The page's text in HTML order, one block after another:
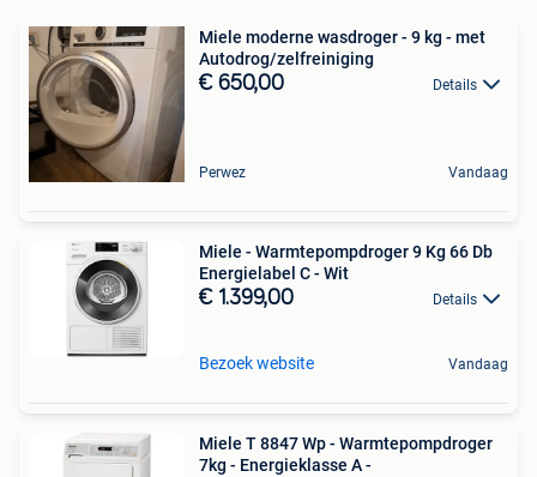
Miele moderne wasdroger - 9 kg - met
Autodrog/zelfreiniging
€ 650,00 Details
Perwez Vandaag
Miele - Warmtepompdroger 9 Kg 66 Db
Energielabel C - Wit
€ 1.399,00 Details
Bezoek website Vandaag
Miele T 8847 Wp - Warmtepompdroger
7kg - Energieklasse A -